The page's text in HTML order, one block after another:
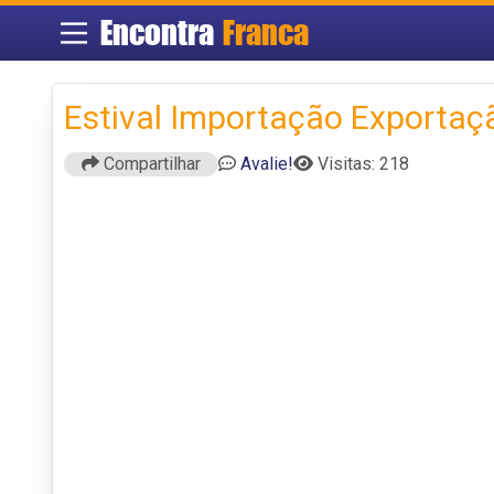
Encontra Franca
Estival Importação
Compartilhar Avalie! Visitas: 218